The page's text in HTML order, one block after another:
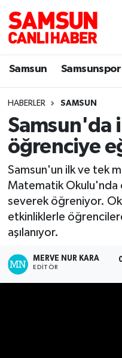
Samsun Samsunspor
HABERLER SAMSUN
Samsun'da
öğrenciye
Samsun'un ilk ve tek
Matematik
severek öğreniyor.
etkinliklerle
aşılanıyor.
MERVE NUR KARA
EDITÖR
Samsun
Sokak Röportajları
Dünya
Eğitim
Sağlık
Yemek
Samsun Nöbetçi
Samsun Hava
Samsun Namaz
Samsun Trafik
Süper Lig Puan
Tüm Manşetler
Son Dakika
Haber Arşivi